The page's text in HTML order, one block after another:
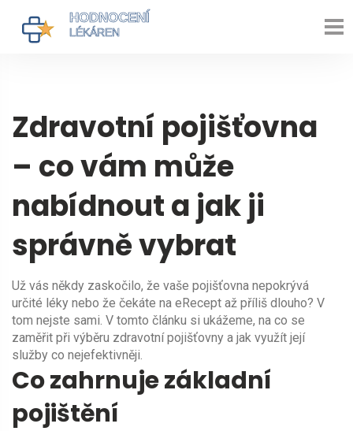
Zdravotní pojišťovna
– co vám může
nabídnout a jak ji
správně vybrat
Už vás někdy zaskočilo, že vaše pojišťovna nepokrývá
určité léky nebo že čekáte na eRecept až příliš dlouho? V
tom nejste sami. V tomto článku si ukážeme, na co se
zaměřit při výběru zdravotní pojišťovny a jak využít její
služby co nejefektivněji.
Co zahrnuje základní
pojištění